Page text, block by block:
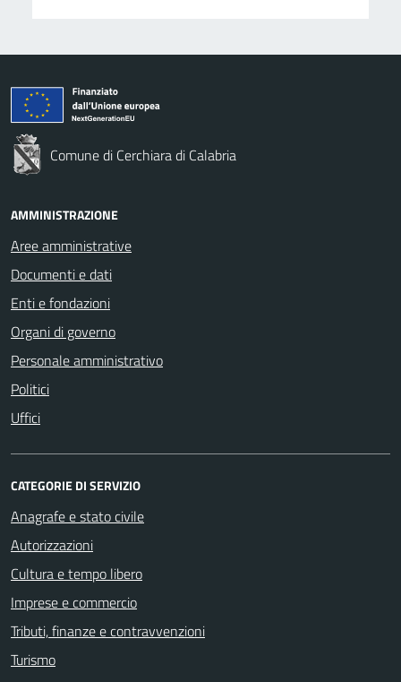
Comune di Cerchiara di Calabria
AMMINISTRAZIONE
Aree amministrative
Documenti e dati
Enti e fondazioni
Organi di governo
Personale amministrativo
Politici
Uffici
CATEGORIE DI SERVIZIO
Anagrafe e stato civile
Autorizzazioni
Cultura e tempo libero
Imprese e commercio
Tributi, finanze e contravvenzioni
Turismo